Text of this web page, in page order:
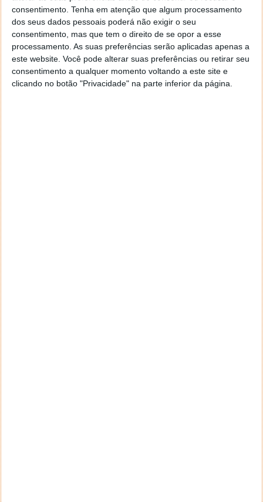
consentimento. Tenha em atenção que algum processamento
dos seus dados pessoais poderá não exigir o seu
consentimento, mas que tem o direito de se opor a esse
processamento. As suas preferências serão aplicadas apenas a
este website. Você pode alterar suas preferências ou retirar seu
consentimento a qualquer momento voltando a este site e
clicando no botão "Privacidade" na parte inferior da página.
Definir a senha a usar para proteger esta
app
Em seguida, abram a opção Senha de bloqueio, que